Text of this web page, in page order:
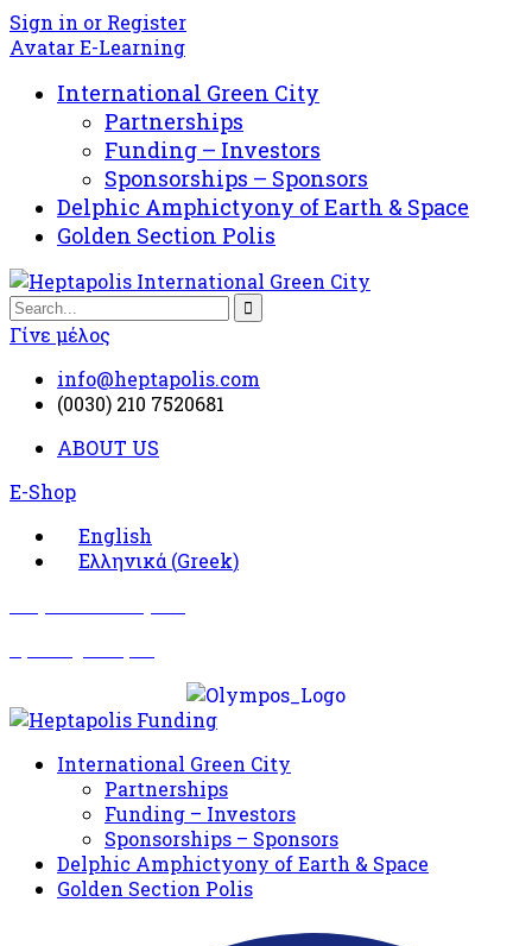
Sign in or Register
Avatar E-Learning
International Green City
Partnerships
Funding – Investors
Sponsorships – Sponsors
Delphic Amphictyony of Earth & Space
Golden Section Polis
Γίνε μέλος
info@heptapolis.com
(0030) 210 7520681
ABOUT US
E-Shop
English
Ελληνικά (Greek)
International Green City
Partnerships
Funding – Investors
Sponsorships – Sponsors
Delphic Amphictyony of Earth & Space
Golden Section Polis